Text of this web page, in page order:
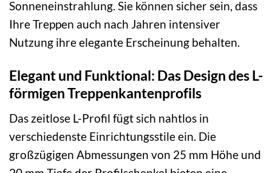
Sonneneinstrahlung. Sie können sicher sein, dass
Ihre Treppen auch nach Jahren intensiver
Nutzung ihre elegante Erscheinung behalten.
Elegant und Funktional: Das Design des L-
förmigen Treppenkantenprofils
Das zeitlose L-Profil fügt sich nahtlos in
verschiedenste Einrichtungsstile ein. Die
großzügigen Abmessungen von 25 mm Höhe und